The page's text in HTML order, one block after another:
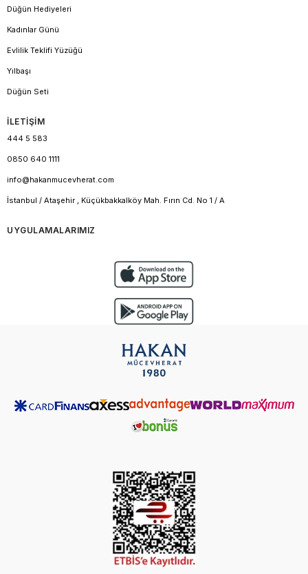
Düğün Hediyeleri
Kadınlar Günü
Evlilik Teklifi Yüzüğü
Yılbaşı
Düğün Seti
İLETİŞİM
444 5 583
0850 640 1111
info@hakanmucevherat.com
İstanbul / Ataşehir , Küçükbakkalköy Mah. Fırın Cd. No 1 / A
UYGULAMALARIMIZ